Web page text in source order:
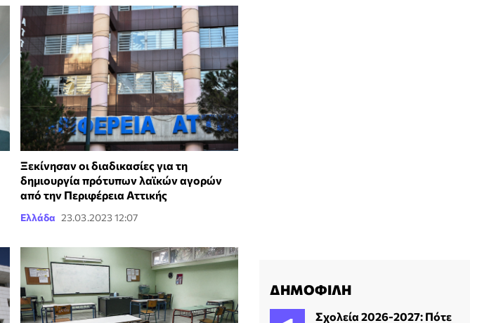
Ξεκίνησαν οι διαδικασίες για τη
δημιουργία πρότυπων λαϊκών αγορών
από την Περιφέρεια Αττικής
Ελλάδα 23.03.2023 12:07
ΔΗΜΟΦΙΛΗ
Σχολεία 2026-2027: Πότε